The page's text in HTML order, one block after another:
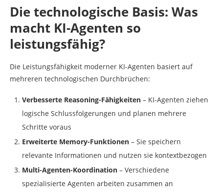
Die technologische Basis: Was
macht KI-Agenten so
leistungsfähig?
Die Leistungsfähigkeit moderner KI-Agenten basiert auf
mehreren technologischen Durchbrüchen:
Verbesserte Reasoning-Fähigkeiten – KI-Agenten ziehen
logische Schlussfolgerungen und planen mehrere
Schritte voraus
Erweiterte Memory-Funktionen – Sie speichern
relevante Informationen und nutzen sie kontextbezogen
Multi-Agenten-Koordination – Verschiedene
spezialisierte Agenten arbeiten zusammen an